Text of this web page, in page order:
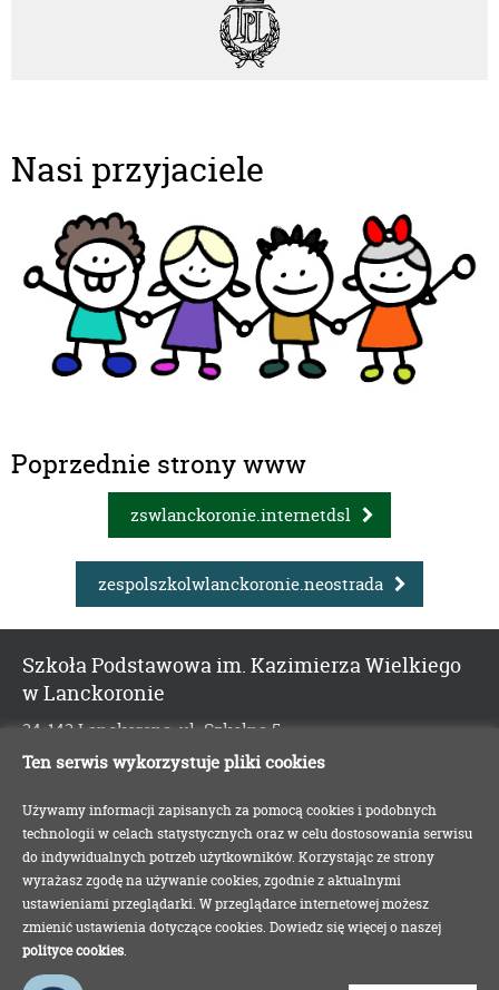
Gminny Ośrodek Kultury w Lanckoronie
Nasi przyjaciele
Poprzednie strony www
zswlanckoronie.internetdsl
zespolszkolwlanckoronie.neostrada
Szkoła Podstawowa im. Kazimierza Wielkiego
w Lanckoronie
34-143 Lanckorona, ul. Szkolna 5
tel./fax 338763590
kontakt@splanckorona.szkolna.net
Szkoła Podstawowa im. Kazimierza Wielkiego w Lanckoronie © 2016 -
Wszelkie prawa zastrzeżone
Projekt i wykonanie
Ten serwis wykorzystuje pliki cookies
Używamy informacji zapisanych za pomocą cookies i podobnych
technologii w celach statystycznych oraz w celu dostosowania serwisu
do indywidualnych potrzeb użytkowników. Korzystając ze strony
wyrażasz zgodę na używanie cookies, zgodnie z aktualnymi
ustawieniami przeglądarki. W przeglądarce internetowej możesz
zmienić ustawienia dotyczące cookies. Dowiedz się więcej o naszej
polityce cookies.